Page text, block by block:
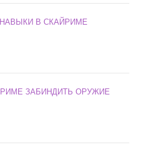
В СКАЙРИМЕ
ЗАБИНДИТЬ ОРУЖИЕ